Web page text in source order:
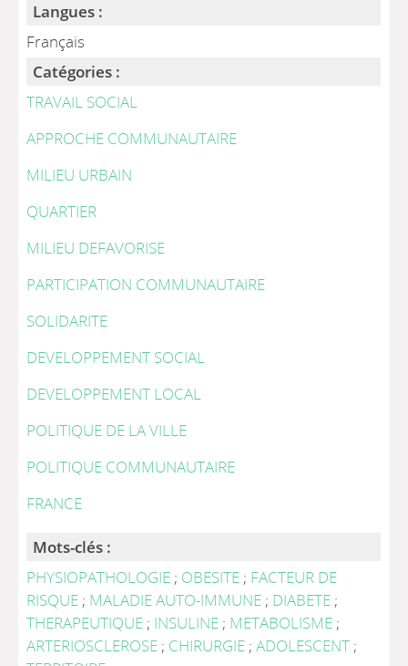
Langues :
Français
Catégories :
TRAVAIL SOCIAL
APPROCHE COMMUNAUTAIRE
MILIEU URBAIN
QUARTIER
MILIEU DEFAVORISE
PARTICIPATION COMMUNAUTAIRE
SOLIDARITE
DEVELOPPEMENT SOCIAL
DEVELOPPEMENT LOCAL
POLITIQUE DE LA VILLE
POLITIQUE COMMUNAUTAIRE
FRANCE
Mots-clés :
PHYSIOPATHOLOGIE ; OBESITE ; FACTEUR DE
RISQUE ; MALADIE AUTO-IMMUNE ; DIABETE ;
THERAPEUTIQUE ; INSULINE ; METABOLISME ;
ARTERIOSCLEROSE ; CHIRURGIE ;ADOLESCENT ;